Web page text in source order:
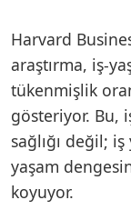
Harvard
araştırma, iş-
tükenmişlik
gösteriyor. Bu,
sağlığı değil;
yaşam
koyuyor.